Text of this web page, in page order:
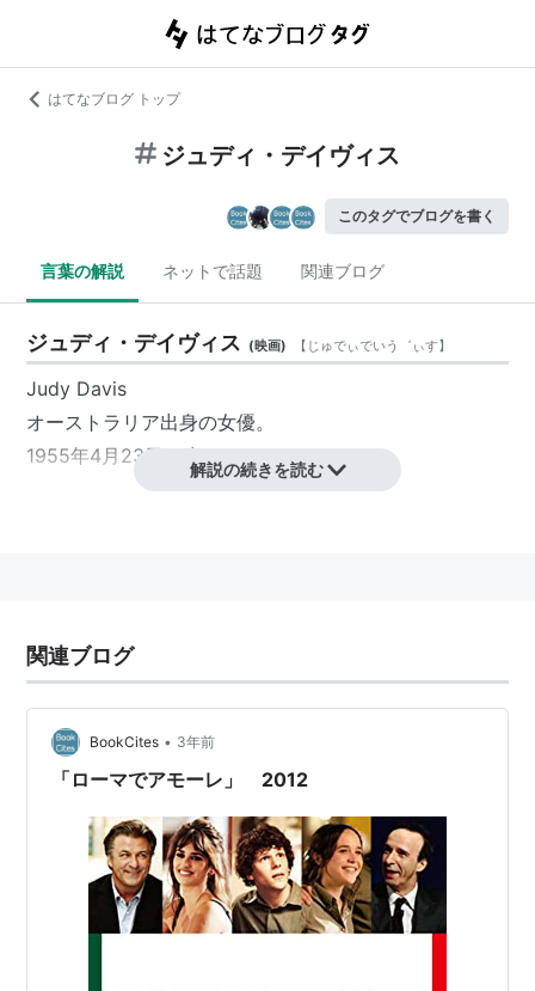
はてなブログ トップ
ジュディ・デイヴィス
このタグでブログを書く
言葉の解説 ネットで話題 関連ブログ
ジュディ・デイヴィス (映画) 【 じゅでぃでいう゛ぃす】
Judy Davis
オーストラリア出身の女優。
1955年4月23日、生まれ。
解説の続きを読む
関連ブログ
BookCites • 3年前
「ローマでアモーレ」 2012